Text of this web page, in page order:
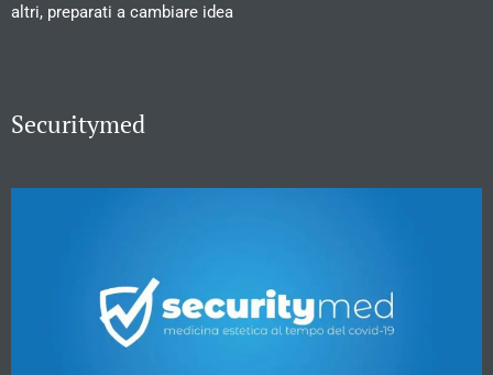
altri, preparati a cambiare idea
Securitymed